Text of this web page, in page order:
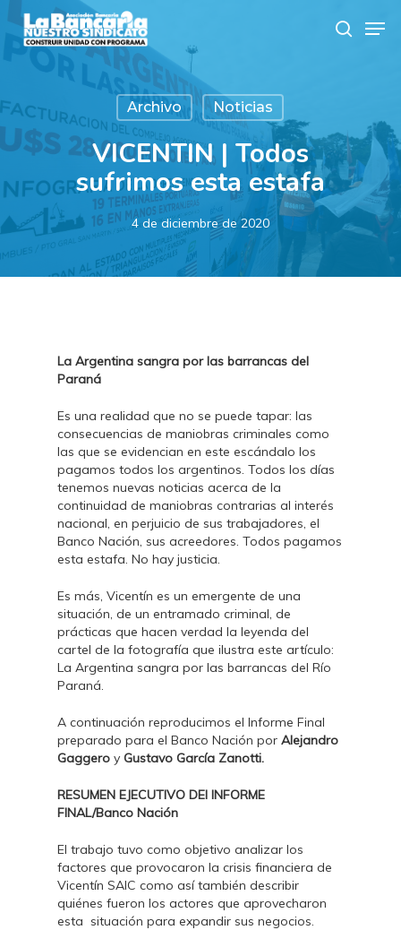
to
main
search
Archivo Noticias
VICENTIN | Todos
sufrimos esta estafa
4 de diciembre de 2020
La Argentina sangra por las barrancas del
Paraná
Es una realidad que no se puede tapar: las
consecuencias de maniobras criminales como
las que se evidencian en este escándalo los
pagamos todos los argentinos. Todos los días
tenemos nuevas noticias acerca de la
continuidad de maniobras contrarias al interés
nacional, en perjuicio de sus trabajadores, el
Banco Nación, sus acreedores. Todos pagamos
esta estafa. No hay justicia.
Es más, Vicentín es un emergente de una
situación, de un entramado criminal, de
prácticas que hacen verdad la leyenda del
cartel de la fotografía que ilustra este artículo:
La Argentina sangra por las barrancas del Río
Paraná.
A continuación reproducimos el Informe Final
preparado para el Banco Nación por Alejandro
Gaggero y Gustavo García Zanotti.
RESUMEN EJECUTIVO DEl INFORME
FINAL/Banco Nación
El trabajo tuvo como objetivo analizar los
factores que provocaron la crisis financiera de
Vicentín SAIC como así también describir
quiénes fueron los actores que aprovecharon
esta situación para expandir sus negocios.